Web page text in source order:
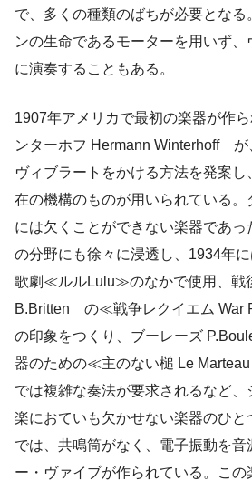
で、多くの種類のばちが必要となる
ンの生命であるモーターを用いず
に演奏することもある。
1907年アメリカで最初の楽器が作
ンターホフ Hermann Winterhoff が
ヴィブラートをかける方法を発案し
在の機構のものが用いられている。
には欠くことができない楽器であ
の分野にも徐々に浸透し、1934年
歌劇≪ルルLulu≫のなかで使用、戦
B.Britten の≪戦争レクイエム War
の印象をつくり、ブーレーズ
器のための≪主のない槌 Le
では複雑な奏法が要求されるなど
楽におていも欠かせない楽器のひと
では、共鳴筒がなく、電子振動を
ー・ヴァイブが作られている。この